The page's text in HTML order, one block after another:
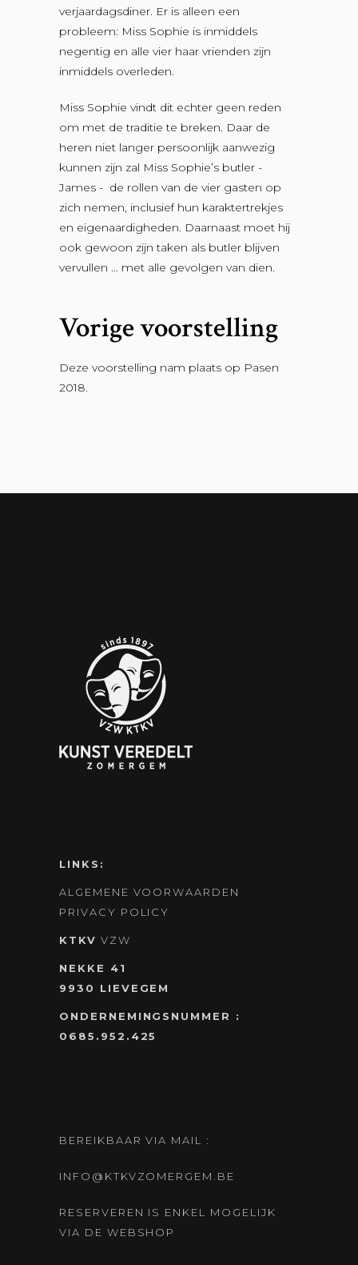
verjaardagsdiner. Er is alleen een
probleem: Miss Sophie is inmiddels
negentig en alle vier haar vrienden zijn
inmiddels overleden.
Miss Sophie vindt dit echter geen reden
om met de traditie te breken. Daar de
heren niet langer persoonlijk aanwezig
kunnen zijn zal Miss Sophie’s butler -
James - de rollen van de vier gasten op
zich nemen, inclusief hun karaktertrekjes
en eigenaardigheden. Daarnaast moet hij
ook gewoon zijn taken als butler blijven
vervullen … met alle gevolgen van dien.
Vorige voorstelling
Deze voorstelling nam plaats op Pasen
2018.
LINKS:
ALGEMENE VOORWAARDEN
PRIVACY POLICY
KTKV VZW
NEKKE 41
9930 LIEVEGEM
ONDERNEMINGSNUMMER :
0685.952.425
BEREIKBAAR VIA MAIL :
INFO@KTKVZOMERGEM.BE
RESERVEREN IS ENKEL MOGELIJK
VIA DE WEBSHOP